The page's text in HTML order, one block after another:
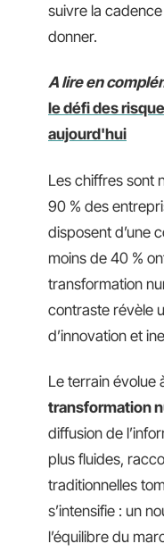
suivre la cadence
donner.
A lire en
le défi des
aujourd'hui
Les chiffres sont
90 % des
disposent d’une
moins de 40 %
transformation
contraste révèle
d’innovation et
Le terrain évolue
transformation
diffusion de
plus fluides,
traditionnelles
s’intensifie : un
l’équilibre du